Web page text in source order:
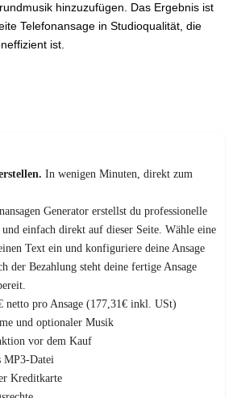
hinzuzufügen. Das Ergebnis ist
Telefonansage in Studioqualität, die
ist.